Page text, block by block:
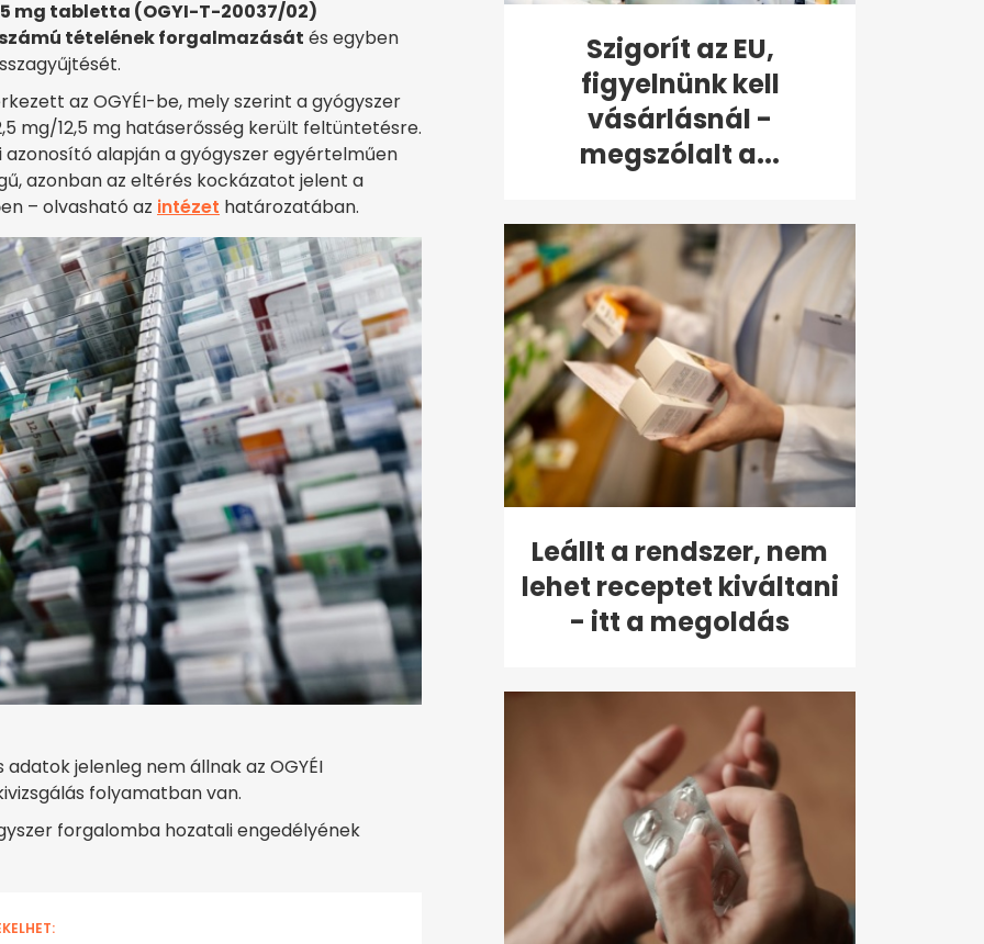
mg tabletta (OGYI-T-20037/02)
tételének forgalmazását és egyben
az OGYÉI-be, mely szerint a gyógyszer
mg/12,5 mg hatáserősség került feltüntetésre.
alapján a gyógyszer egyértelműen
azonban az eltérés kockázatot jelent a
– olvasható az intézet határozatában.
jelenleg nem állnak az OGYÉI
folyamatban van.
forgalomba hozatali engedélyének
Szigorít az EU,
figyelnünk kell
vásárlásnál -
megszólalt a...
Leállt a rendszer, nem
lehet receptet kiváltani
- itt a megoldás